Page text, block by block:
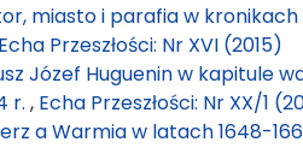
miasto i parafia w
Echa Przeszłości: Nr XVI (2015)
Józef Huguenin w kapitule
r. , Echa Przeszłości: Nr XX/1
a Warmia w latach 1648-